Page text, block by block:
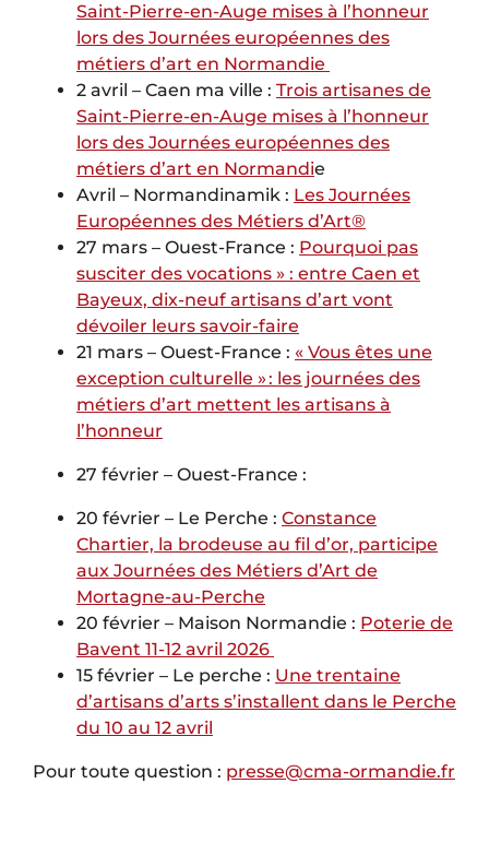
Saint-Pierre-en-Auge mises à l’honneur
lors des Journées européennes des
métiers d’art en Normandie
2 avril – Caen ma ville : Trois artisanes de
Saint-Pierre-en-Auge mises à l’honneur
lors des Journées européennes des
métiers d’art en Normandie
Avril – Normandinamik : Les Journées
Européennes des Métiers d’Art®
27 mars – Ouest-France : Pourquoi pas
susciter des vocations » : entre Caen et
Bayeux, dix-neuf artisans d’art vont
dévoiler leurs savoir-faire
21 mars – Ouest-France : « Vous êtes une
exception culturelle » : les journées des
métiers d’art mettent les artisans à
l’honneur
27 février – Ouest-France :
20 février – Le Perche : Constance
Chartier, la brodeuse au fil d’or, participe
aux Journées des Métiers d’Art de
Mortagne-au-Perche
20 février – Maison Normandie : Poterie de
Bavent 11-12 avril 2026
15 février – Le perche : Une trentaine
d’artisans d’arts s’installent dans le Perche
du 10 au 12 avril
Pour toute question : presse@cma-ormandie.fr